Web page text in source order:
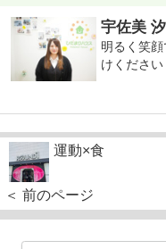
宇佐美
明るく笑
けください
運動×食
＜ 前のページ